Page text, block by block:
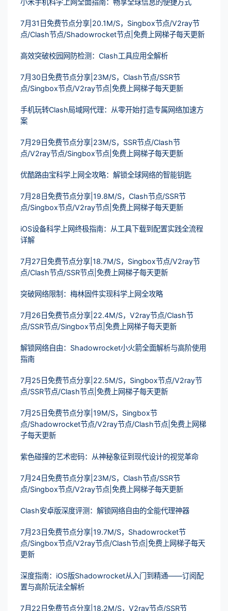
7月31日免费节点分享|20.1M/S，Singbox节点/V2ray节
点/Clash节点/Shadowrocket节点|免费上网梯子每天更新
高效突破校园网防检测：Clash工具应用全解析
7月30日免费节点分享|23M/S，Clash节点/SSR节
点/Singbox节点/V2ray节点|免费上网梯子每天更新
手机玩转Clash局域网代理：从零开始打造专属网络加速方
案
7月29日免费节点分享|23M/S，SSR节点/Clash节
点/V2ray节点/Singbox节点|免费上网梯子每天更新
优酷路由宝科学上网全攻略：解锁全球网络的智能钥匙
7月28日免费节点分享|19.8M/S，Clash节点/SSR节
点/Singbox节点/V2ray节点|免费上网梯子每天更新
iOS设备科学上网终极指南：从工具下载到配置实践全流程
详解
7月27日免费节点分享|18.7M/S，Singbox节点/V2ray节
点/Clash节点/SSR节点|免费上网梯子每天更新
突破网络限制：梅林固件实现科学上网全攻略
7月26日免费节点分享|22.4M/S，V2ray节点/Clash节
点/SSR节点/Singbox节点|免费上网梯子每天更新
解锁网络自由：Shadowrocket小火箭全面解析与高阶使用
指南
7月25日免费节点分享|22.5M/S，Singbox节点/V2ray节
点/SSR节点/Clash节点|免费上网梯子每天更新
7月25日免费节点分享|19M/S，Singbox节
点/Shadowrocket节点/V2ray节点/Clash节点|免费上网梯
子每天更新
紫色碰撞的艺术密码：从神秘象征到现代设计的视觉革命
7月24日免费节点分享|23M/S，Clash节点/SSR节
点/Singbox节点/V2ray节点|免费上网梯子每天更新
Clash安卓版深度评测：解锁网络自由的全能代理神器
7月23日免费节点分享|19.7M/S，Shadowrocket节
点/Singbox节点/V2ray节点/Clash节点|免费上网梯子每天
更新
深度指南：iOS版Shadowrocket从入门到精通——订阅配
置与高阶玩法全解析
7月22日免费节点分享|18.2M/S，V2ray节点/SSR节